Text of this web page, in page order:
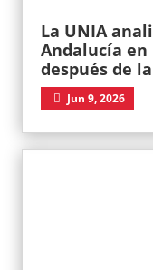
La UNIA
Andalucía en
después de
Jun 9, 2026